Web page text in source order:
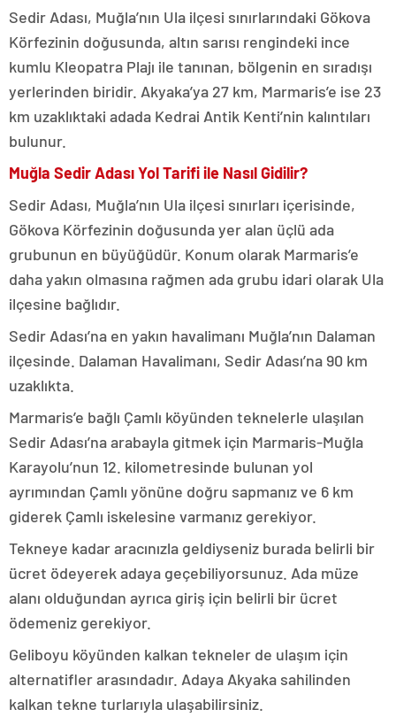
Sedir Adası, Muğla’nın Ula ilçesi sınırlarındaki Gökova
Körfezinin doğusunda, altın sarısı rengindeki ince
kumlu Kleopatra Plajı ile tanınan, bölgenin en sıradışı
yerlerinden biridir. Akyaka’ya 27 km, Marmaris’e ise 23
km uzaklıktaki adada Kedrai Antik Kenti’nin kalıntıları
bulunur.
Muğla Sedir Adası Yol Tarifi ile Nasıl Gidilir?
Sedir Adası, Muğla’nın Ula ilçesi sınırları içerisinde,
Gökova Körfezinin doğusunda yer alan üçlü ada
grubunun en büyüğüdür. Konum olarak Marmaris’e
daha yakın olmasına rağmen ada grubu idari olarak Ula
ilçesine bağlıdır.
Sedir Adası’na en yakın havalimanı Muğla’nın Dalaman
ilçesinde. Dalaman Havalimanı, Sedir Adası’na 90 km
uzaklıkta.
Marmaris’e bağlı Çamlı köyünden teknelerle ulaşılan
Sedir Adası’na arabayla gitmek için Marmaris-Muğla
Karayolu’nun 12. kilometresinde bulunan yol
ayrımından Çamlı yönüne doğru sapmanız ve 6 km
giderek Çamlı iskelesine varmanız gerekiyor.
Tekneye kadar aracınızla geldiyseniz burada belirli bir
ücret ödeyerek adaya geçebiliyorsunuz. Ada müze
alanı olduğundan ayrıca giriş için belirli bir ücret
ödemeniz gerekiyor.
Geliboyu köyünden kalkan tekneler de ulaşım için
alternatifler arasındadır. Adaya Akyaka sahilinden
kalkan tekne turlarıyla ulaşabilirsiniz.